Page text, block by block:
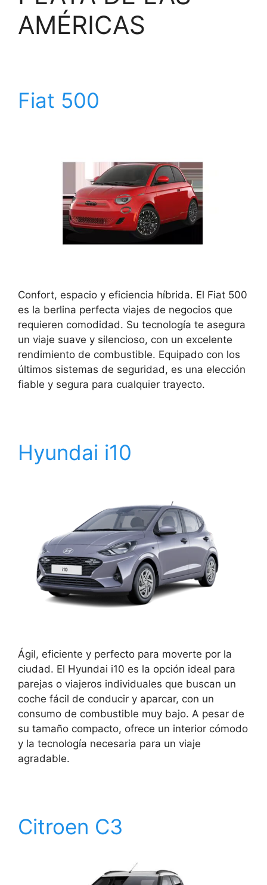
AMÉRICAS
Fiat 500
Confort, espacio y eficiencia híbrida. El Fiat 500
es la berlina perfecta viajes de negocios que
requieren comodidad. Su tecnología te asegura
un viaje suave y silencioso, con un excelente
rendimiento de combustible. Equipado con los
últimos sistemas de seguridad, es una elección
fiable y segura para cualquier trayecto.
Hyundai i10
Ágil, eficiente y perfecto para moverte por la
ciudad. El Hyundai i10 es la opción ideal para
parejas o viajeros individuales que buscan un
coche fácil de conducir y aparcar, con un
consumo de combustible muy bajo. A pesar de
su tamaño compacto, ofrece un interior cómodo
y la tecnología necesaria para un viaje
agradable.
Citroen C3